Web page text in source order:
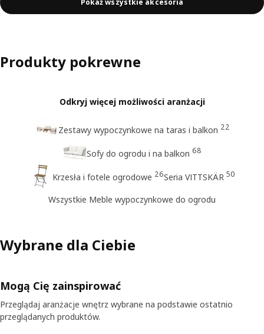
Pokaż wszystkie akcesoria
Produkty pokrewne
Odkryj więcej możliwości aranżacji
Zestawy wypoczynkowe na taras i balkon 22
Sofy do ogrodu i na balkon 68
Krzesła i fotele ogrodowe 26Seria VITTSKÄR 50
Wszystkie Meble wypoczynkowe do ogrodu
Wybrane dla Ciebie
Mogą Cię zainspirować
Przeglądaj aranżacje wnętrz wybrane na podstawie ostatnio
przeglądanych produktów.